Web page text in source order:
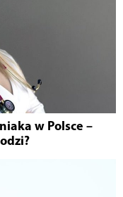
w Polsce –